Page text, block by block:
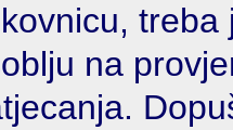
treba
na